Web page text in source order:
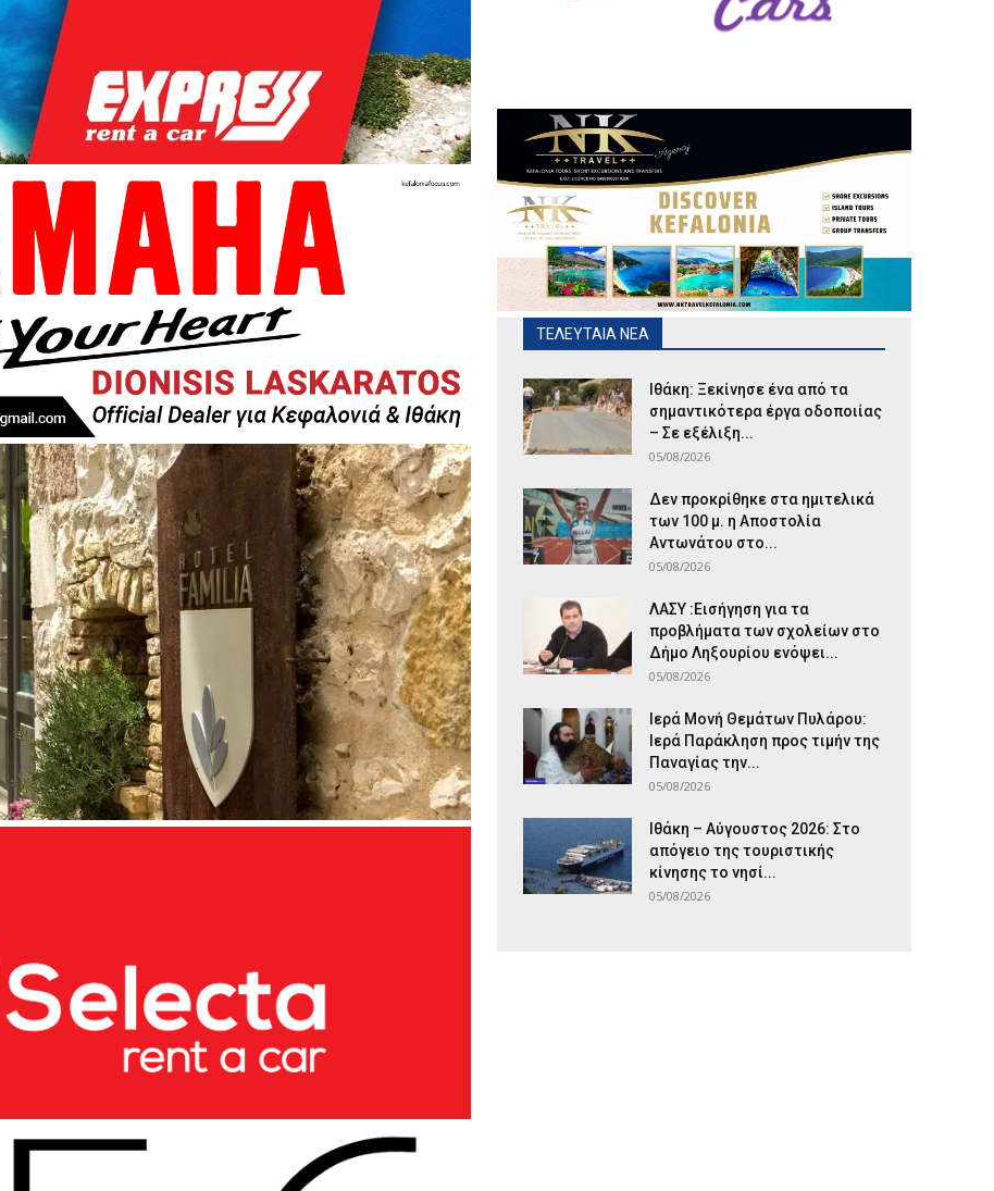
ΤΕΛΕΥΤΑΙΑ ΝΕΑ
Ιθάκη: Ξεκίνησε ένα από τα
σημαντικότερα έργα οδοποιίας
– Σε εξέλιξη...
05/08/2026
Δεν προκρίθηκε στα ημιτελικά
των 100 μ. η Αποστολία
Αντωνάτου στο...
05/08/2026
ΛΑΣΥ :Εισήγηση για τα
προβλήματα των σχολείων στο
Δήμο Ληξουρίου ενόψει...
05/08/2026
Ιερά Μονή Θεμάτων Πυλάρου:
Ιερά Παράκληση προς τιμήν της
Παναγίας την...
05/08/2026
Ιθάκη – Αύγουστος 2026: Στο
απόγειο της τουριστικής
κίνησης το νησί...
05/08/2026